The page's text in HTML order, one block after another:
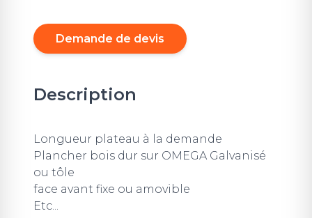
Demande de devis
Description
Longueur plateau à la demande
Plancher bois dur sur OMEGA Galvanisé
ou tôle
face avant fixe ou amovible
Etc...